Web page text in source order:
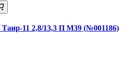
Таир-11 2,8/13,3 П М39 (№001186)